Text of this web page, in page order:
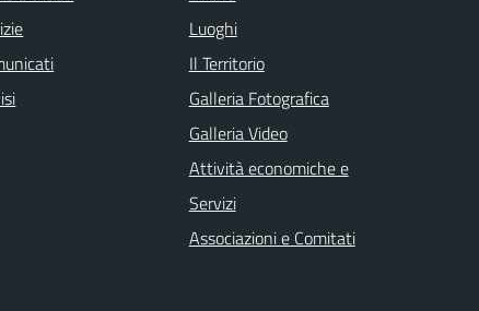
Luoghi
Il Territorio
Galleria Fotografica
Galleria Video
Attività economiche e
Servizi
Associazioni e Comitati